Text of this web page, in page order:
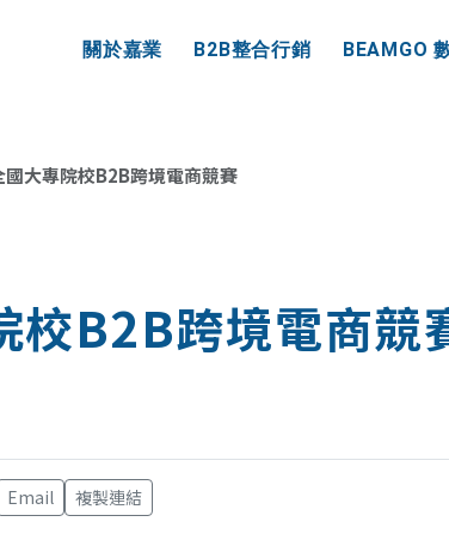
關於嘉業 B2B整合行銷 BEAMGO
國大專院校B2B跨境電商競賽
校B2B跨境電商競
Email 複製連結